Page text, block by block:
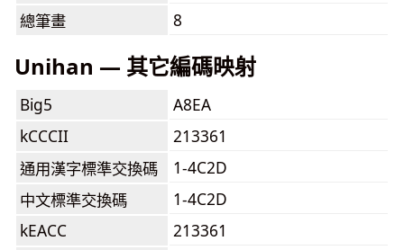
總筆畫
8
Unihan — 其它編碼映射
Big5
A8EA
kCCCII
213361
通用漢字標準交換碼
1-4C2D
中文標準交換碼
1-4C2D
kEACC
213361